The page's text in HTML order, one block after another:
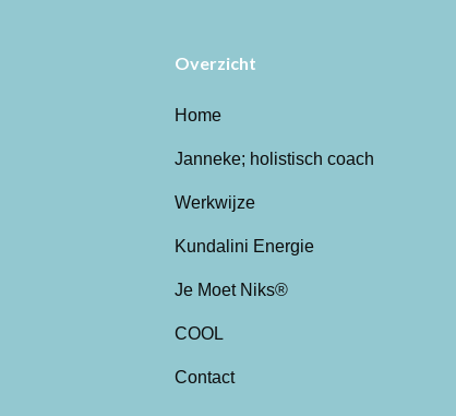
Overzicht
Home
Janneke; holistisch coach
Werkwijze
Kundalini Energie
Je Moet Niks®
COOL
Contact